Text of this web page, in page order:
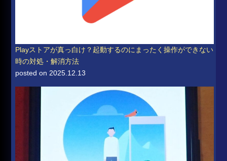
Playストアが真っ白け？起動するのにまったく操作ができない
時の対処・解消方法
posted on 2025.12.13